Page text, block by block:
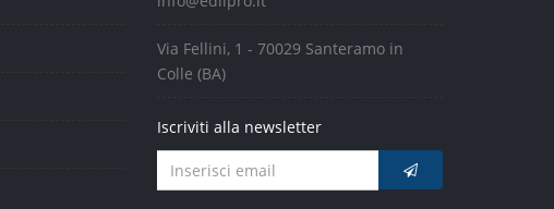
Via Fellini, 1 - 70029 Santeramo in
Colle (BA)
Iscriviti alla newsletter